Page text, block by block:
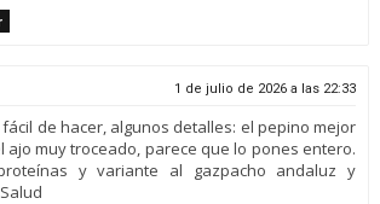
1 de julio de 2026 a las 22:33
de hacer, algunos detalles: el pepino mejor
ajo muy troceado, parece que lo pones entero.
y variante al gazpacho andaluz y